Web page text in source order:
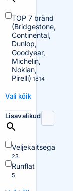
TOP 7 bränd
(Bridgestone,
Continental,
Dunlop,
Goodyear,
Michelin,
Nokian,
Pirelli) 1814
Vali kõik
Lisavalikud
Veljekaitsega
23
Runflat
5